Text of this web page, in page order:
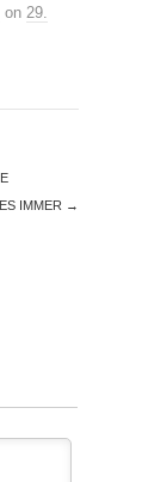
on 29.
IMMER →